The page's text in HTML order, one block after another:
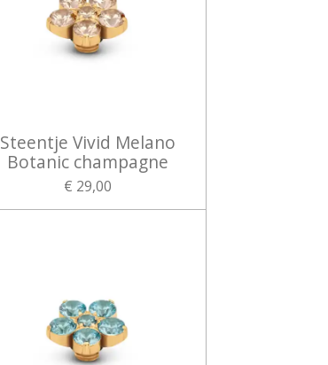
Steentje Vivid Melano
Botanic champagne
€ 29,00